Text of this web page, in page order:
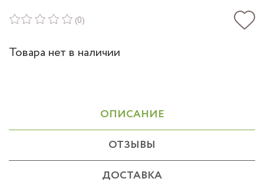
(0)
Товара нет в наличии
ОПИСАНИЕ
ОТЗЫВЫ
ДОСТАВКА